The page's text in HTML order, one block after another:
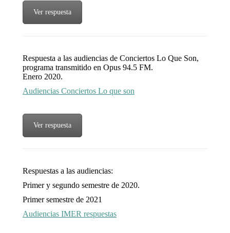
Ver respuesta
Respuesta a las audiencias de Conciertos Lo Que Son,
programa transmitido en Opus 94.5 FM.
Enero 2020.
Audiencias Conciertos Lo que son
Ver respuesta
Respuestas a las audiencias:
Primer y segundo semestre de 2020.
Primer semestre de 2021
Audiencias IMER respuestas